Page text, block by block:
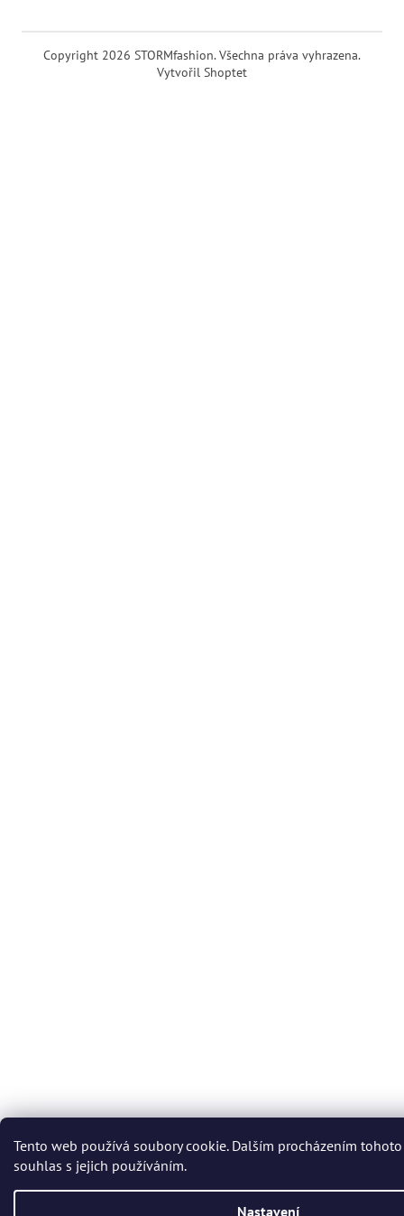
Tento web používá soubory cookie. Dalším procházením
souhlas s jejich používáním.
Nastavení
Vytvořil Shoptet
Copyright 2026 STORMfashion. Všechna práva vyhrazena.